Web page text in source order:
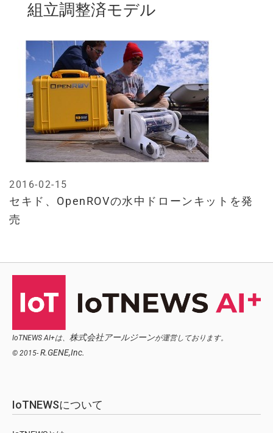
組立調整済モデル
セキド、OpenROVの水中ドローンキットを発
売
2016-02-15
IoTNEWS AI+は、 株式会社アールジーンが運営しております。
© 2015- R.GENE,Inc.
IoTNEWSについて